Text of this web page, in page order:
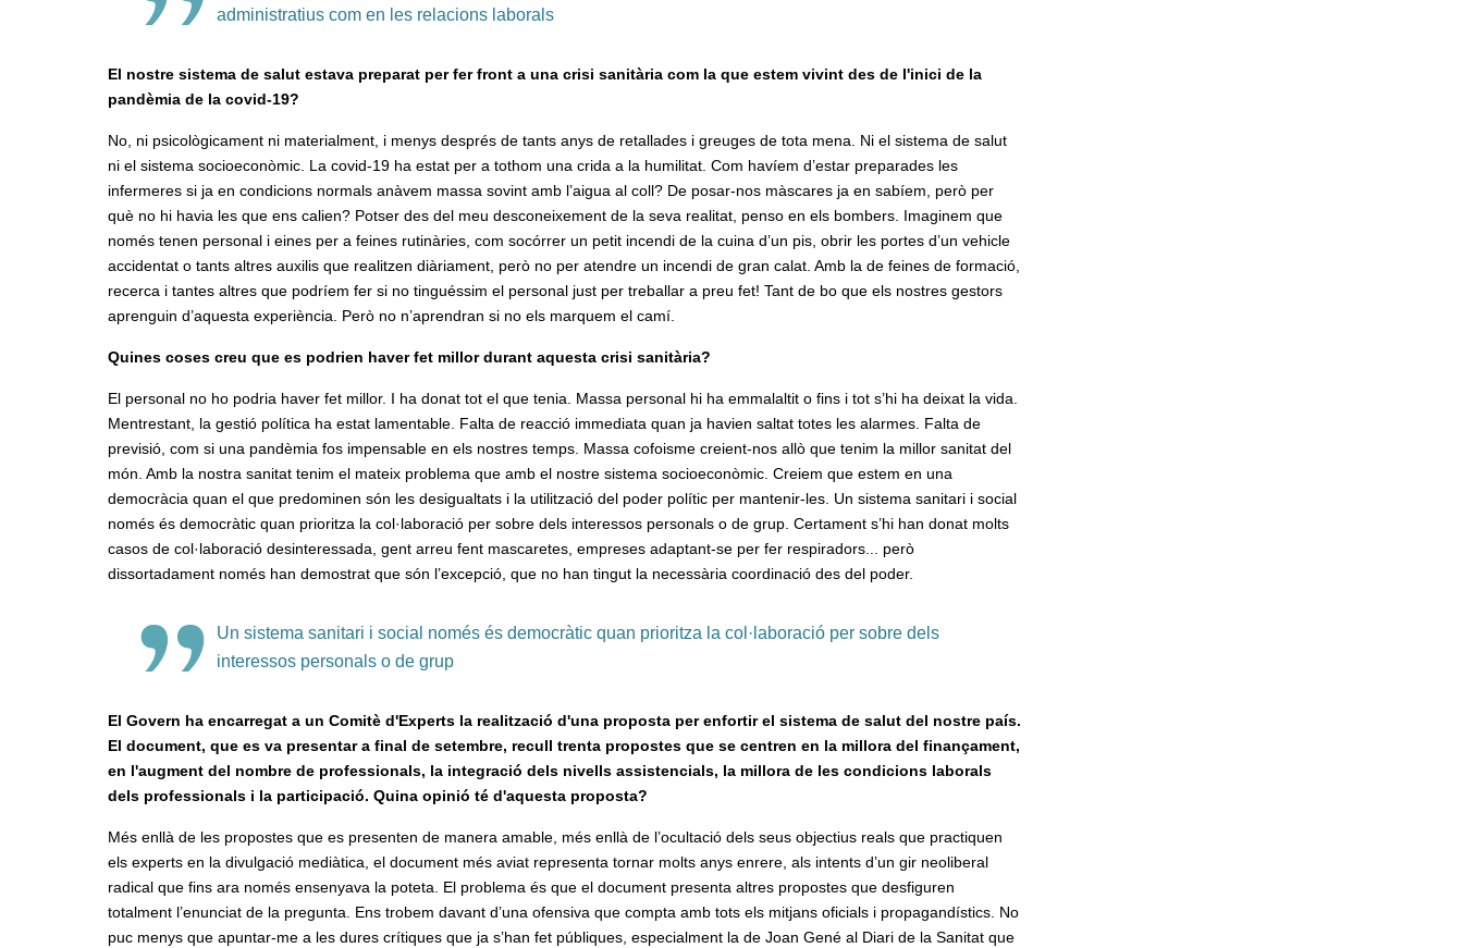
administratius com en les relacions laborals
El nostre sistema de salut estava preparat per fer front a una crisi sanitària com la que estem vivint des de l'inici de la
pandèmia de la covid-19?
No, ni psicològicament ni materialment, i menys després de tants anys de retallades i greuges de tota mena. Ni el sistema de salut
ni el sistema socioeconòmic. La covid-19 ha estat per a tothom una crida a la humilitat. Com havíem d’estar preparades les
infermeres si ja en condicions normals anàvem massa sovint amb l’aigua al coll? De posar-nos màscares ja en sabíem, però per
què no hi havia les que ens calien? Potser des del meu desconeixement de la seva realitat, penso en els bombers. Imaginem que
només tenen personal i eines per a feines rutinàries, com socórrer un petit incendi de la cuina d’un pis, obrir les portes d’un vehicle
accidentat o tants altres auxilis que realitzen diàriament, però no per atendre un incendi de gran calat. Amb la de feines de formació,
recerca i tantes altres que podríem fer si no tinguéssim el personal just per treballar a preu fet! Tant de bo que els nostres gestors
aprenguin d’aquesta experiència. Però no n’aprendran si no els marquem el camí.
Quines coses creu que es podrien haver fet millor durant aquesta crisi sanitària?
El personal no ho podria haver fet millor. I ha donat tot el que tenia. Massa personal hi ha emmalaltit o fins i tot s’hi ha deixat la vida.
Mentrestant, la gestió política ha estat lamentable. Falta de reacció immediata quan ja havien saltat totes les alarmes. Falta de
previsió, com si una pandèmia fos impensable en els nostres temps. Massa cofoisme creient-nos allò que tenim la millor sanitat del
món. Amb la nostra sanitat tenim el mateix problema que amb el nostre sistema socioeconòmic. Creiem que estem en una
democràcia quan el que predominen són les desigualtats i la utilització del poder polític per mantenir-les. Un sistema sanitari i social
només és democràtic quan prioritza la col·laboració per sobre dels interessos personals o de grup. Certament s’hi han donat molts
casos de col·laboració desinteressada, gent arreu fent mascaretes, empreses adaptant-se per fer respiradors... però
dissortadament només han demostrat que són l’excepció, que no han tingut la necessària coordinació des del poder.
Un sistema sanitari i social només és democràtic quan prioritza la col·laboració per sobre dels
interessos personals o de grup
El Govern ha encarregat a un Comitè d'Experts la realització d'una proposta per enfortir el sistema de salut del nostre país.
El document, que es va presentar a final de setembre, recull trenta propostes que se centren en la millora del finançament,
en l'augment del nombre de professionals, la integració dels nivells assistencials, la millora de les condicions laborals
dels professionals i la participació. Quina opinió té d'aquesta proposta?
Més enllà de les propostes que es presenten de manera amable, més enllà de l’ocultació dels seus objectius reals que practiquen
els experts en la divulgació mediàtica, el document més aviat representa tornar molts anys enrere, als intents d’un gir neoliberal
radical que fins ara només ensenyava la poteta. El problema és que el document presenta altres propostes que desfiguren
totalment l’enunciat de la pregunta. Ens trobem davant d’una ofensiva que compta amb tots els mitjans oficials i propagandístics. No
puc menys que apuntar-me a les dures crítiques que ja s’han fet públiques, especialment la de Joan Gené al Diari de la Sanitat que